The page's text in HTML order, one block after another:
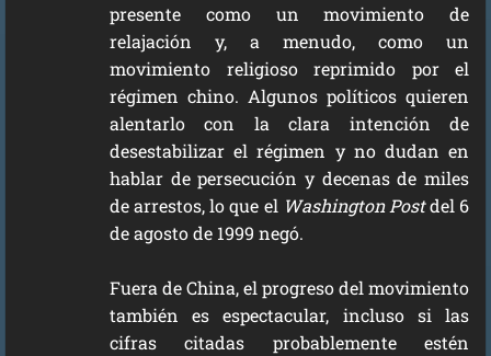
presente como un movimiento de
relajación y, a menudo, como un
movimiento religioso reprimido por el
régimen chino. Algunos políticos quieren
alentarlo con la clara intención de
desestabilizar el régimen y no dudan en
hablar de persecución y decenas de miles
de arrestos, lo que el Washington Postdel 6
de agosto de 1999 negó.
Fuera de China, el progreso del movimiento
también es espectacular, incluso si las
cifras citadas probablemente estén